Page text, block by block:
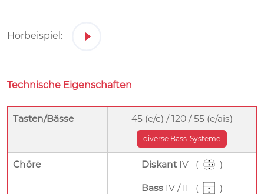
Hörbeispiel:
Technische Eigenschaften
Tasten/Bässe 45 (e/c) / 120 / 55 (e/ais)
diverse Bass-Systeme
Chöre DiskantIV ( )
BassIV / II ( )